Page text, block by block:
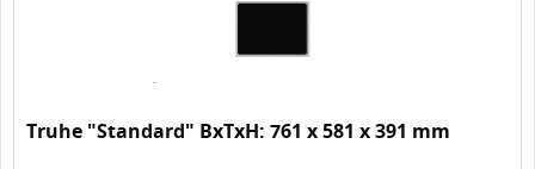
Truhe "Standard" BxTxH: 761 x 581 x 391 mm